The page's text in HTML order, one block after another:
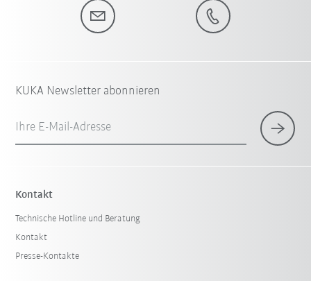
KUKA Newsletter abonnieren
Ihre E-Mail-Adresse
Kontakt
Technische Hotline und Beratung
Kontakt
Presse-Kontakte